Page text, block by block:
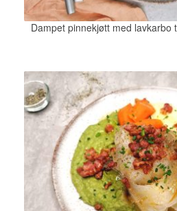
Dampet pinnekjøtt med lavkarbo